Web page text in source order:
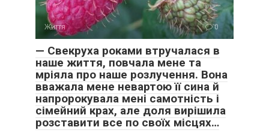
Життя 0
— Свекруха роками втручалася в
наше життя, повчала мене та
мріяла про наше розлучення. Вона
вважала мене невартою її сина й
напророкувала мені самотність і
сімейний крах, але доля вирішила
розставити все по своїх місцях…